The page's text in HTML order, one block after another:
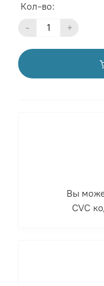
Кол-во:
- +
Вы
CVC